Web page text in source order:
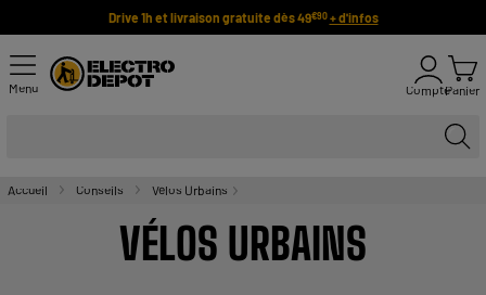
Drive 1h et livraison gratuite dès 49€90 + d'infos
Menu ComptePanier
Accueil Conseils Vélos Urbains
VÉLOS URBAINS